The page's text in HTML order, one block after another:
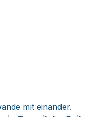
mit einander.